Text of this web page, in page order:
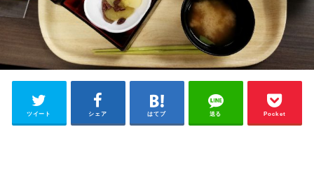
ツイート シェア はてブ 送る Pocket